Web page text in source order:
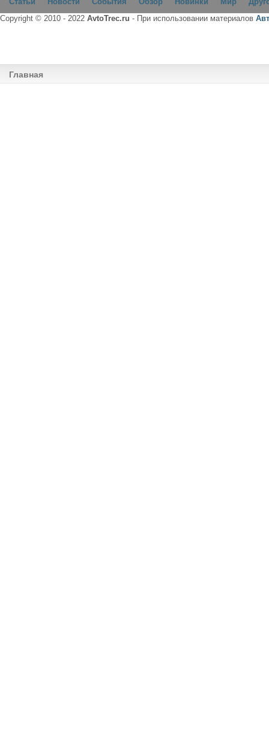
Copyright © 2010 - 2022 AvtoTrec.ru - При использовании материалов
Главная